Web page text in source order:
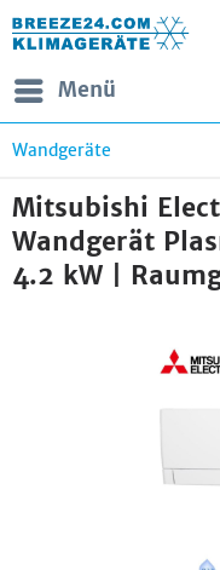
Menü
Wandgeräte
Mitsubishi
Wandgerät
4.2 kW |